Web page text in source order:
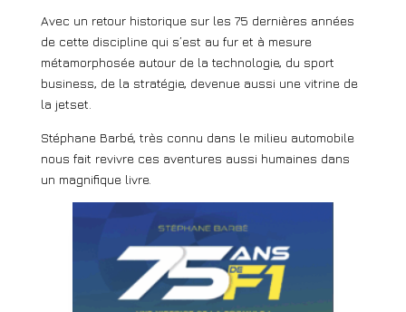
Avec un retour historique sur les 75 dernières années
de cette discipline qui s’est au fur et à mesure
métamorphosée autour de la technologie, du sport
business, de la stratégie, devenue aussi une vitrine de
la jetset.
Stéphane Barbé, très connu dans le milieu automobile
nous fait revivre ces aventures aussi humaines dans
un magnifique livre.